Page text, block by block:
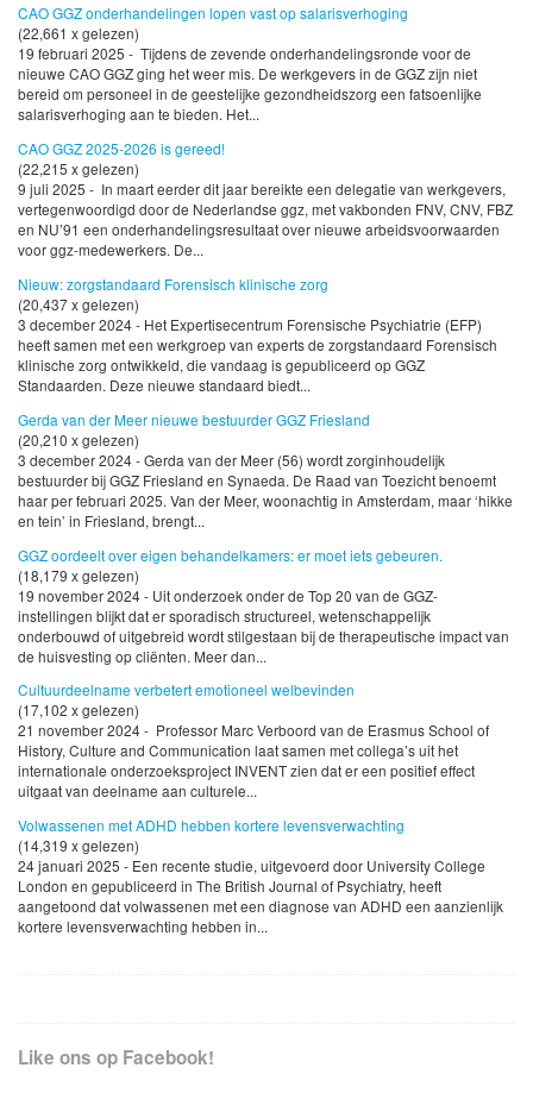
CAO GGZ onderhandelingen lopen vast op salarisverhoging
(22,661 x gelezen)
19 februari 2025 - Tijdens de zevende onderhandelingsronde voor de
nieuwe CAO GGZ ging het weer mis. De werkgevers in de GGZ zijn niet
bereid om personeel in de geestelijke gezondheidszorg een fatsoenlijke
salarisverhoging aan te bieden. Het...
CAO GGZ 2025-2026 is gereed!
(22,215 x gelezen)
9 juli 2025 - In maart eerder dit jaar bereikte een delegatie van werkgevers,
vertegenwoordigd door de Nederlandse ggz, met vakbonden FNV, CNV, FBZ
en NU’91 een onderhandelingsresultaat over nieuwe arbeidsvoorwaarden
voor ggz-medewerkers. De...
Nieuw: zorgstandaard Forensisch klinische zorg
(20,437 x gelezen)
3 december 2024 - Het Expertisecentrum Forensische Psychiatrie (EFP)
heeft samen met een werkgroep van experts de zorgstandaard Forensisch
klinische zorg ontwikkeld, die vandaag is gepubliceerd op GGZ
Standaarden. Deze nieuwe standaard biedt...
Gerda van der Meer nieuwe bestuurder GGZ Friesland
(20,210 x gelezen)
3 december 2024 - Gerda van der Meer (56) wordt zorginhoudelijk
bestuurder bij GGZ Friesland en Synaeda. De Raad van Toezicht benoemt
haar per februari 2025. Van der Meer, woonachtig in Amsterdam, maar ‘hikke
en tein’ in Friesland, brengt...
GGZ oordeelt over eigen behandelkamers: er moet iets gebeuren.
(18,179 x gelezen)
19 november 2024 - Uit onderzoek onder de Top 20 van de GGZ-
instellingen blijkt dat er sporadisch structureel, wetenschappelijk
onderbouwd of uitgebreid wordt stilgestaan bij de therapeutische impact van
de huisvesting op cliënten. Meer dan...
Cultuurdeelname verbetert emotioneel welbevinden
(17,102 x gelezen)
21 november 2024 - Professor Marc Verboord van de Erasmus School of
History, Culture and Communication laat samen met collega’s uit het
internationale onderzoeksproject INVENT zien dat er een positief effect
uitgaat van deelname aan culturele...
Volwassenen met ADHD hebben kortere levensverwachting
(14,319 x gelezen)
24 januari 2025 - Een recente studie, uitgevoerd door University College
London en gepubliceerd in The British Journal of Psychiatry, heeft
aangetoond dat volwassenen met een diagnose van ADHD een aanzienlijk
kortere levensverwachting hebben in...
Like ons op Facebook!